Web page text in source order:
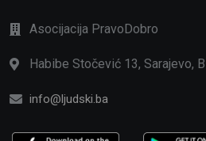
Asocijacija PravoDobro
Habibe Stočević 13, Sarajevo,
info@ljudski.ba